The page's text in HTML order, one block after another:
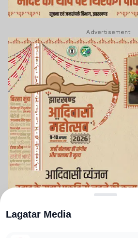
Advertisement
Lagatar Media